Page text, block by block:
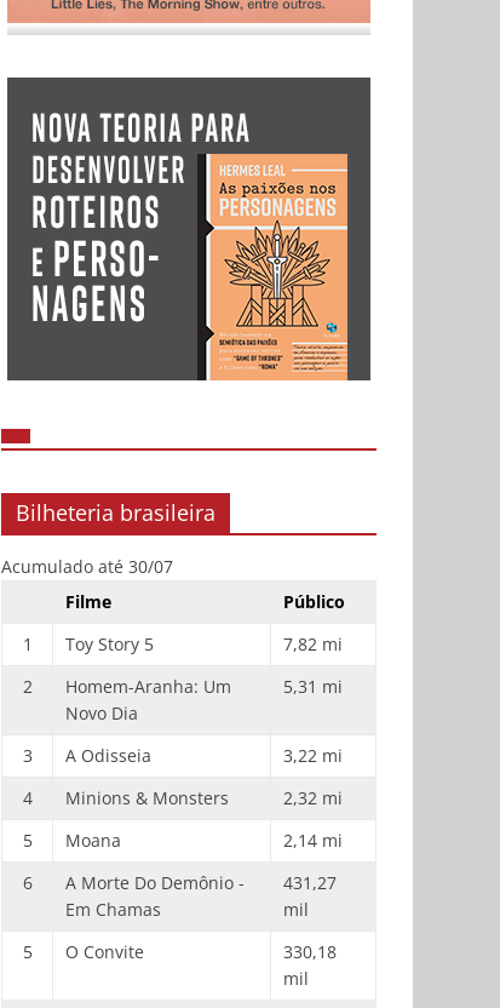
Bilheteria brasileira
Acumulado até 30/07
Filme
Público
1
Toy Story 5
7,82 mi
2
Homem-Aranha: Um
Novo Dia
5,31 mi
3 A Odisseia
3,22 mi
4
Minions & Monsters
2,32 mi
5
Moana
2,14 mi
6
A Morte Do Demônio -
Em Chamas
431,27
mil
5
O Convite
330,18
mil